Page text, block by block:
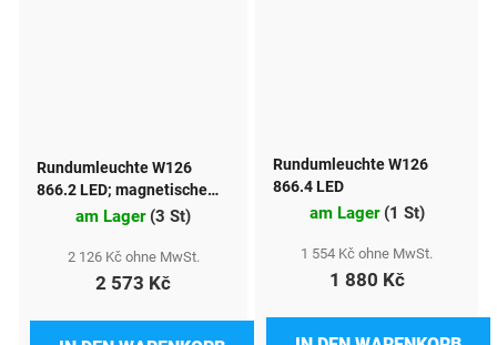
Rundumleuchte W126
866.2 LED; magnetische
Befestigung
am Lager (3 St)
2 126 Kč ohne MwSt.
2 573 Kč
Rundumleuchte W126
866.4 LED
am Lager (1 St)
1 554 Kč ohne MwSt.
1 880 Kč